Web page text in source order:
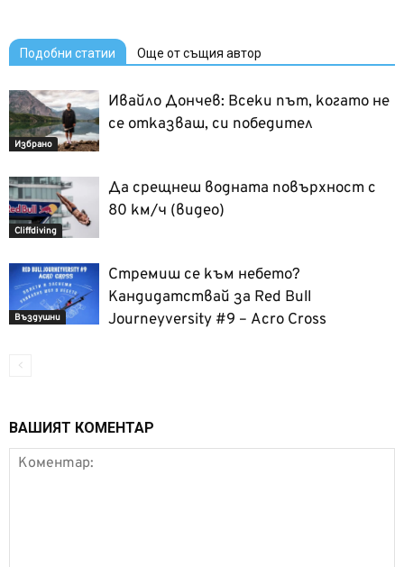
Подобни статии Още от същия автор
Избрано
Ивайло Дончев: Всеки път, когато не
се отказваш, си победител
Cliffdiving
Да срещнеш водната повърхност с
80 км/ч (видео)
Въздушни
Стремиш се към небето?
Кандидатствай за Red Bull
Journeyversity #9 – Acro Cross
ВАШИЯТ КОМЕНТАР